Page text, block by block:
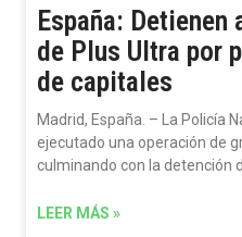
España: Detienen
de Plus Ultra por
de capitales
Madrid, España. – La Policía
ejecutado una operación de
culminando con la detención
LEER MÁS »